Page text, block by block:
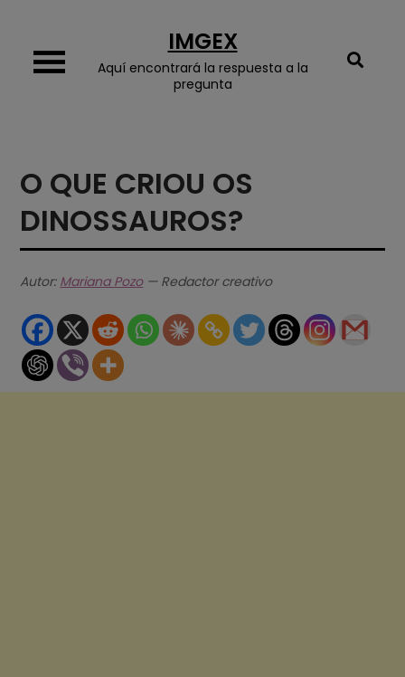
content
IMGEX
Aquí encontrará la respuesta a la
pregunta
O QUE CRIOU OS
DINOSSAUROS?
Autor: Mariana Pozo— Redactor creativo